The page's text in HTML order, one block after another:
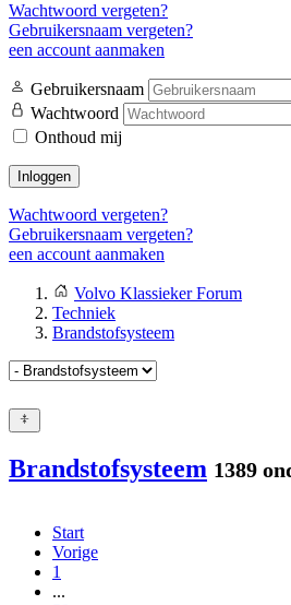
Wachtwoord vergeten?
Gebruikersnaam vergeten?
een account aanmaken
Gebruikersnaam
Wachtwoord
Onthoud mij
Inloggen
Wachtwoord vergeten?
Gebruikersnaam vergeten?
een account aanmaken
Volvo Klassieker Forum
Techniek
Brandstofsysteem
Brandstofsysteem 1389
Start
Vorige
1
...